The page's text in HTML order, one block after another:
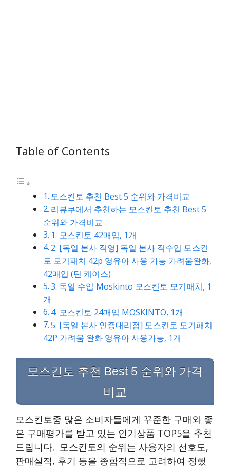
Table of Contents
모스킨토 추천 Best 5 순위와 가격비교
리뷰쿠에서 추천하는 모스킨토 추천 Best 5
순위와 가격비교
1. 모스킨토 42매입, 1개
2. [독일 본사 직영] 독일 본사 직수입 모스킨
토 모기패치 42p 영유아 사용 가능 가려움완화,
42매입 (틴 케이스)
3. 독일 수입 Moskinto 모스킨토 모기패치, 1
개
4. 모스킨토 24매입 MOSKINTO, 1개
5. [독일 본사 인증대리점] 모스킨토 모기패치
42P 가려움 완화 영유아 사용가능, 1개
모스킨토 추천 Best 5 순위와 가격
비교
모스킨토중 많은 소비자들에게 꾸준한 구매와 좋
은 구매평가를 받고 있는 인기상품 TOP5을 추천
드립니다. 모스킨토의 순위는 사용자의 선호도,
판매실적, 후기 등을 종합적으로 고려하여 정했